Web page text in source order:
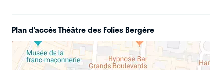
Plan d’accès Théâtre des Folies Bergère